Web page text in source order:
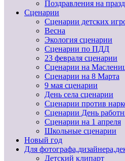
Поздравления на
Сценарии
Сценарии детских
Весна
Экология сценарии
Сценарии по ПДД
23 февраля сценарии
Сценарии на
Сценарии на 8 Марта
9 мая сценарии
День села сценарии
Сценарии против
Сценарии День
Сценарии на 1 апреля
Школьные сценарии
Новый год
Для
Детский клипарт